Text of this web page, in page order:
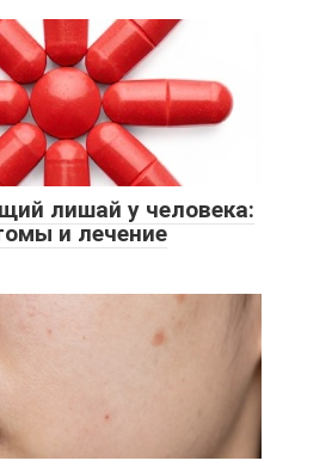
лишай у человека:
и лечение